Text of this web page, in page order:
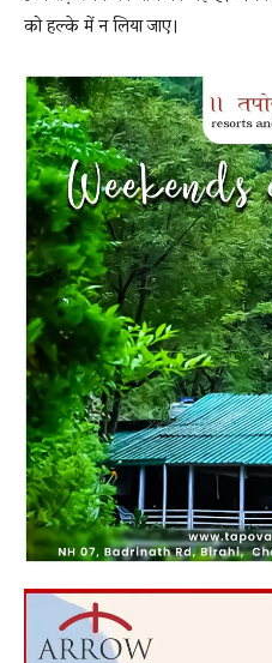
को हल्के में न लिया जाए।